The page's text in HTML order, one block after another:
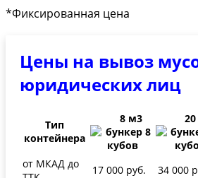
*Фиксированная цена
Цены на вывоз
юридических лиц
Тип
контейнера
8 м3 20
от МКАД до
17 000 руб. 34 000